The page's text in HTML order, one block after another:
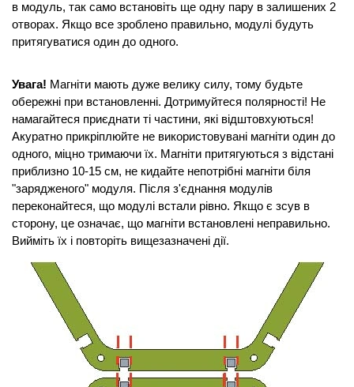
в модуль, так само встановіть ще одну пару в залишених 2
отворах. Якщо все зроблено правильно, модулі будуть
притягуватися один до одного.
Увага! Магніти мають дуже велику силу, тому будьте
обережні при встановленні. Дотримуйтеся полярності! Не
намагайтеся приєднати ті частини, які відштовхуються!
Акуратно прикріплюйте не використовувані магніти один до
одного, міцно тримаючи їх. Магніти притягуються з відстані
приблизно 10-15 см, не кидайте непотрібні магніти біля
"зарядженого" модуля. Після з'єднання модулів
переконайтеся, що модулі встали рівно. Якщо є зсув в
сторону, це означає, що магніти встановлені неправильно.
Вийміть їх і повторіть вищезазначені дії.